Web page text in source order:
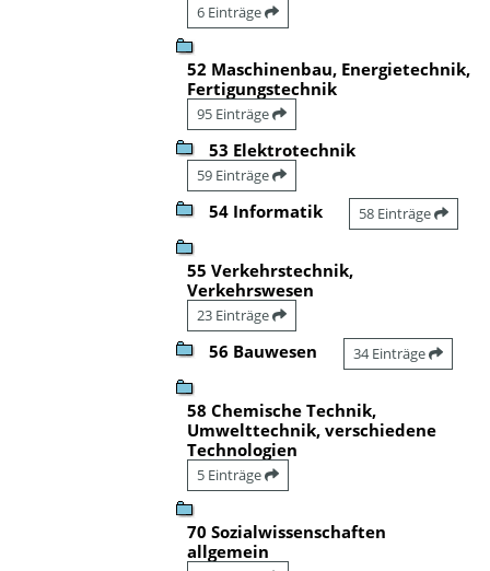
6 Einträge
52 Maschinenbau, Energietechnik,
Fertigungstechnik
95 Einträge
53 Elektrotechnik
59 Einträge
54 Informatik 58 Einträge
55 Verkehrstechnik,
Verkehrswesen
23 Einträge
56 Bauwesen 34 Einträge
58 Chemische Technik,
Umwelttechnik, verschiedene
Technologien
5 Einträge
70 Sozialwissenschaften
allgemein